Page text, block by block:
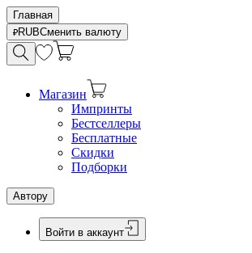
Главная
RUBСменить валюту
Магазин
Импринты
Бестселлеры
Бесплатные
Скидки
Подборки
Автору
Войти в аккаунт